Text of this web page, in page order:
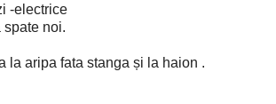
-electrice
spate noi.
la aripa fata stanga și la haion .